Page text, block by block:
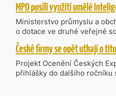
CzechBusiness, která
kompetence agentur
Firmám nabídne jednoho
inovací až po zahraniční
Ministerstvo průmyslu a
o dotace ve druhé veřejné
– Transfer, Výzkum, Vývoj a
Technologie, do které bylo
projektů požadujících dotaci
mld. Kč. Částkou 630 mil.
nejlépe hodnocených
výzkum v oblasti umělé
Projekt Ocenění Českých
přihlášky do dalšího ročníku
Projekt dlouhodobě